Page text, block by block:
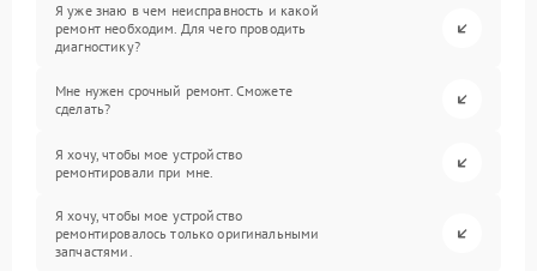
Я уже знаю в чем неисправность и какой
ремонт необходим. Для чего проводить
диагностику?
Мне нужен срочный ремонт. Сможете
сделать?
Я хочу, чтобы мое устройство
ремонтировали при мне.
Я хочу, чтобы мое устройство
ремонтировалось только оригинальными
запчастями.